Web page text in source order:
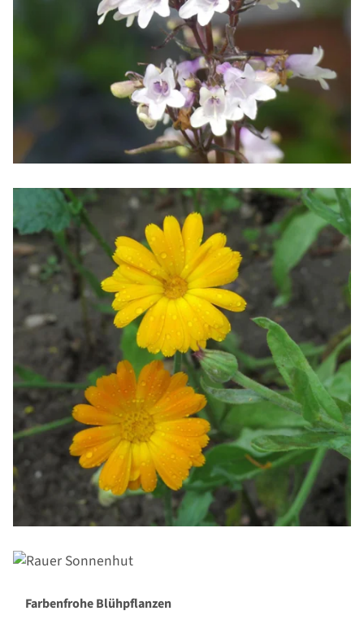
Farbenfrohe Blühpflanzen